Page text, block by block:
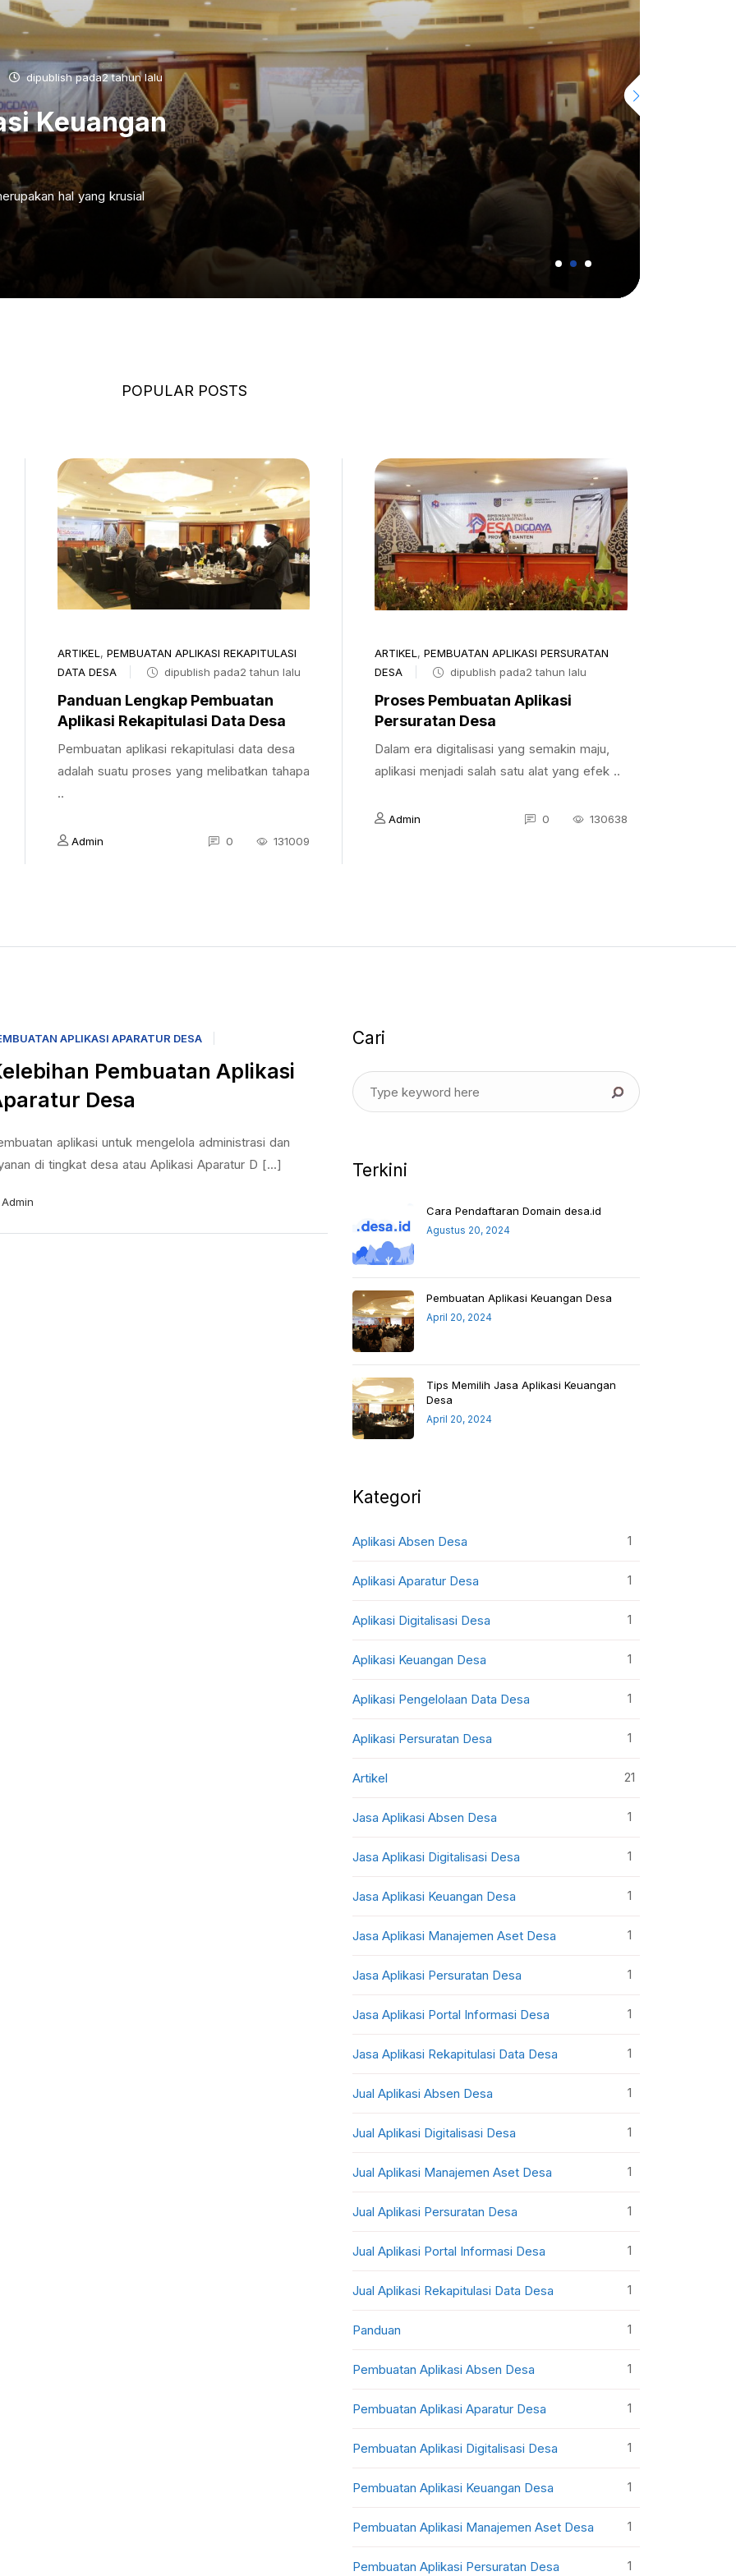
dipublish pada2 tahun lalu
Keuangan
hal yang krusial
POPULAR POSTS
ARTIKEL , PEMBUATAN APLIKASI REKAPITULASI
DATA DESA
dipublish pada2 tahun lalu
Panduan Lengkap Pembuatan
Aplikasi Rekapitulasi Data Desa
Pembuatan aplikasi rekapitulasi data desa
adalah suatu proses yang melibatkan tahapa
..
Admin 0 131009
ARTIKEL , PEMBUATAN APLIKASI PERSURATAN
DESA
dipublish pada2 tahun lalu
Proses Pembuatan Aplikasi
Persuratan Desa
Dalam era digitalisasi yang semakin maju,
aplikasi menjadi salah satu alat yang efek ..
Admin 0 130638
APLIKASI APARATUR DESA
Pembuatan Aplikasi
Desa
aplikasi untuk mengelola administrasi dan
di tingkat desa atau Aplikasi Aparatur D [...]
Admin
Cari
Terkini
Cara Pendaftaran Domain desa.id
Agustus 20, 2024
Pembuatan Aplikasi Keuangan Desa
April 20, 2024
Tips Memilih Jasa Aplikasi Keuangan
Desa
April 20, 2024
Kategori
Aplikasi Absen Desa 1
Aplikasi Aparatur Desa 1
Aplikasi Digitalisasi Desa 1
Aplikasi Keuangan Desa 1
Aplikasi Pengelolaan Data Desa 1
Aplikasi Persuratan Desa 1
Artikel 21
Jasa Aplikasi Absen Desa 1
Jasa Aplikasi Digitalisasi Desa 1
Jasa Aplikasi Keuangan Desa 1
Jasa Aplikasi Manajemen Aset Desa 1
Jasa Aplikasi Persuratan Desa 1
Jasa Aplikasi Portal Informasi Desa 1
Jasa Aplikasi Rekapitulasi Data Desa 1
Jual Aplikasi Absen Desa 1
Jual Aplikasi Digitalisasi Desa 1
Jual Aplikasi Manajemen Aset Desa 1
Jual Aplikasi Persuratan Desa 1
Jual Aplikasi Portal Informasi Desa 1
Jual Aplikasi Rekapitulasi Data Desa 1
Panduan 1
Pembuatan Aplikasi Absen Desa 1
Pembuatan Aplikasi Aparatur Desa 1
Pembuatan Aplikasi Digitalisasi Desa 1
Pembuatan Aplikasi Keuangan Desa 1
Pembuatan Aplikasi Manajemen Aset Desa 1
Pembuatan Aplikasi Persuratan Desa 1